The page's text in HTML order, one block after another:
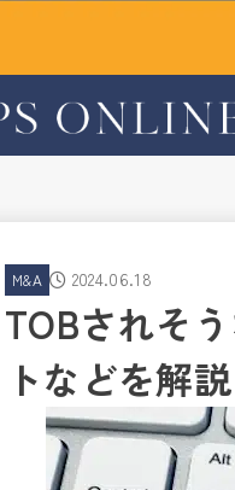
M&A 2024.06.18
TOBされそ
トなどを解説